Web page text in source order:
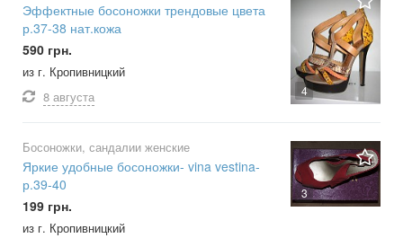
4
Эффектные босоножки трендовые цвета
р.37-38 нат.кожа
590 грн.
из г. Кропивницкий
8 августа
3
Босоножки, сандалии женские
Яркие удобные босоножки- vina vestina-
р.39-40
199 грн.
из г. Кропивницкий